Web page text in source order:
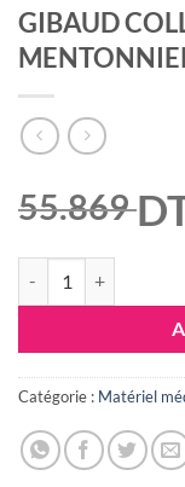
GIBAUD
55.869
Catégorie : Matériel